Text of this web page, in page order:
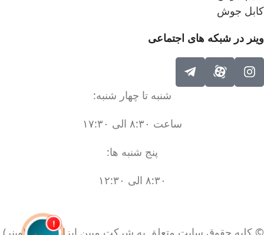
کابل جوش
وینر در شبکه های اجتماعی
شنبه تا چهار شنبه:
ساعت ۸:۳۰ الی ۱۷:۳۰
پنج شنبه ها:
۸:۳۰ الی ۱۲:۳۰
© کلیه حقوق سایت متعلق به شرکت مبین ابزار آرتمن (وینر)
!